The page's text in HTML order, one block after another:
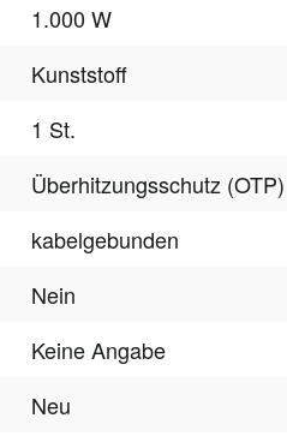
1.000 W
Kunststoff
1 St.
Überhitzungsschutz (OTP)
kabelgebunden
Nein
Keine Angabe
Neu